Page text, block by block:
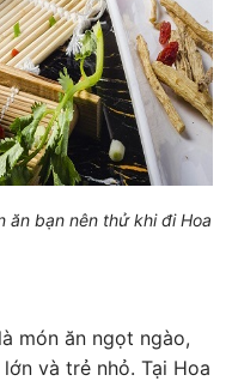
ăn bạn nên thử khi đi Hoa
món ăn ngọt ngào,
và trẻ nhỏ. Tại Hoa